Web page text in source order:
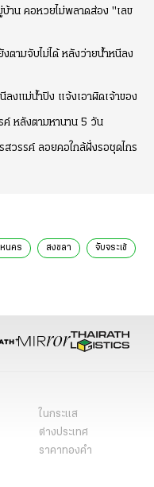
บ้าน คอหวยไม่พลาดส่อง "เลข
ตามจับไม่ได้ หลังว่ายน้ำหนีลง
ลงแม่น้ำปิง แจ้งเอาผิดเจ้าของ
ค์ หลังตามหานาน 5 วัน
สวรรค์ ลอยคอใกล้ฝั่งรอชุดไกร
นคร สงขลา จับจระเข้
ในกระแส
ต่างประเทศ
ราคาทองคำ